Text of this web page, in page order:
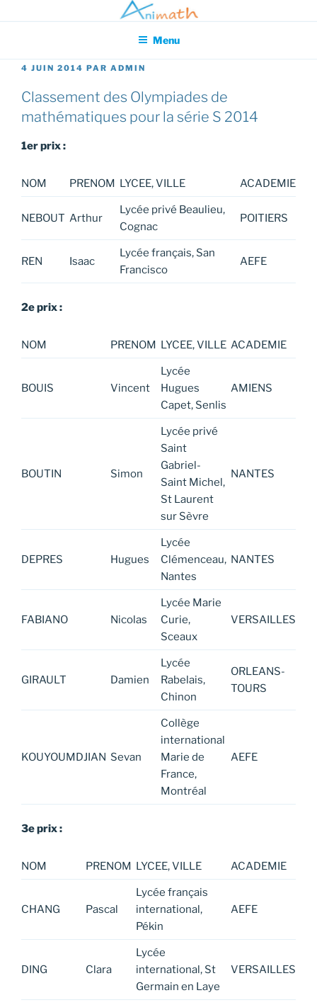
au
principal
Association pour l'Animation en Mathématiques
Menu
PUBLIÉ
4 JUIN 2014 PAR ADMIN
Classement des Olympiades de
mathématiques pour la série S 2014
1er prix :
NOM PRENOM LYCEE, VILLE ACADEMIE
NEBOUT Arthur
Lycée privé Beaulieu,
Cognac
POITIERS
REN Isaac
Lycée français, San
Francisco
AEFE
2e prix :
NOM PRENOM LYCEE, VILLE ACADEMIE
BOUIS Vincent
Lycée
Hugues
Capet, Senlis
AMIENS
BOUTIN Simon
Lycée privé
Saint
Gabriel-
Saint Michel,
St Laurent
sur Sèvre
NANTES
DEPRES Hugues
Lycée
Clémenceau,
Nantes
NANTES
FABIANO Nicolas
Lycée Marie
Curie,
Sceaux
VERSAILLES
GIRAULT Damien
Lycée
Rabelais,
Chinon
ORLEANS-
TOURS
KOUYOUMDJIAN Sevan
Collège
international
Marie de
France,
Montréal
AEFE
3e prix :
NOM PRENOM LYCEE, VILLE ACADEMIE
CHANG Pascal
Lycée français
international,
Pékin
AEFE
DING Clara
Lycée
international, St
Germain en Laye
VERSAILLES